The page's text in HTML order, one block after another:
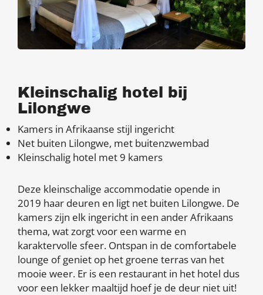
Kleinschalig hotel bij
Lilongwe
Kamers in Afrikaanse stijl ingericht
Net buiten Lilongwe, met buitenzwembad
Kleinschalig hotel met 9 kamers
Deze kleinschalige accommodatie opende in
2019 haar deuren en ligt net buiten Lilongwe. De
kamers zijn elk ingericht in een ander Afrikaans
thema, wat zorgt voor een warme en
karaktervolle sfeer. Ontspan in de comfortabele
lounge of geniet op het groene terras van het
mooie weer. Er is een restaurant in het hotel dus
voor een lekker maaltijd hoef je de deur niet uit!